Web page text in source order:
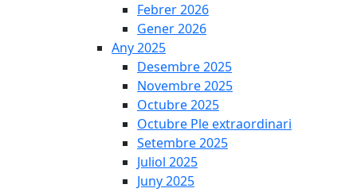
Febrer 2026
Gener 2026
Any 2025
Desembre 2025
Novembre 2025
Octubre 2025
Octubre Ple extraordinari
Setembre 2025
Juliol 2025
Juny 2025